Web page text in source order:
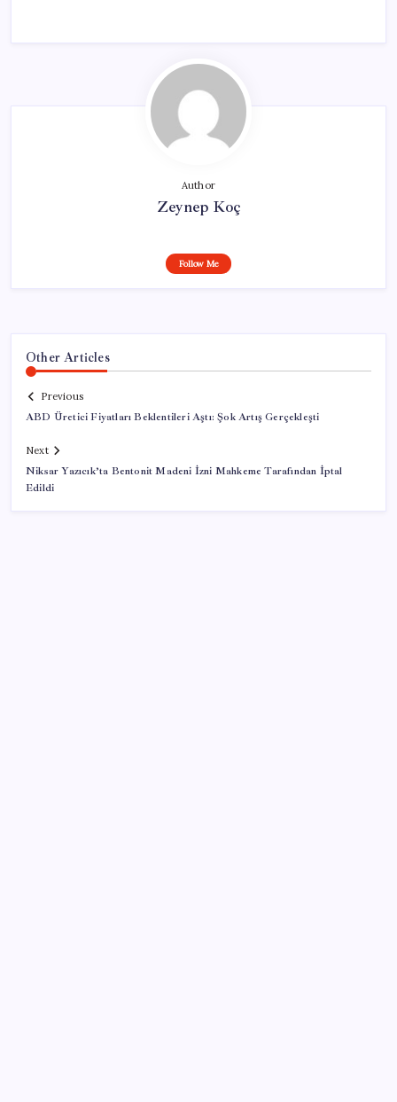
Author
Zeynep Koç
Follow Me
Other Articles
Previous
ABD Üretici Fiyatları Beklentileri Aştı: Şok Artış Gerçekleşti
Next
Niksar Yazıcık’ta Bentonit Madeni İzni Mahkeme Tarafından İptal
Edildi